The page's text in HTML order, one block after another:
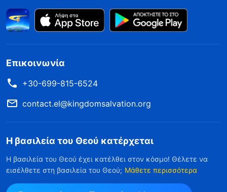
Επικοινωνία
+30-699-815-6524
contact.el@kingdomsalvation.org
Η βασιλεία του Θεού κατέρχεται
Η βασιλεία του Θεού έχει κατέλθει στον κόσμο! Θέλετε να
εισέλθετε στη βασιλεία του Θεού; Μάθετε περισσότερα